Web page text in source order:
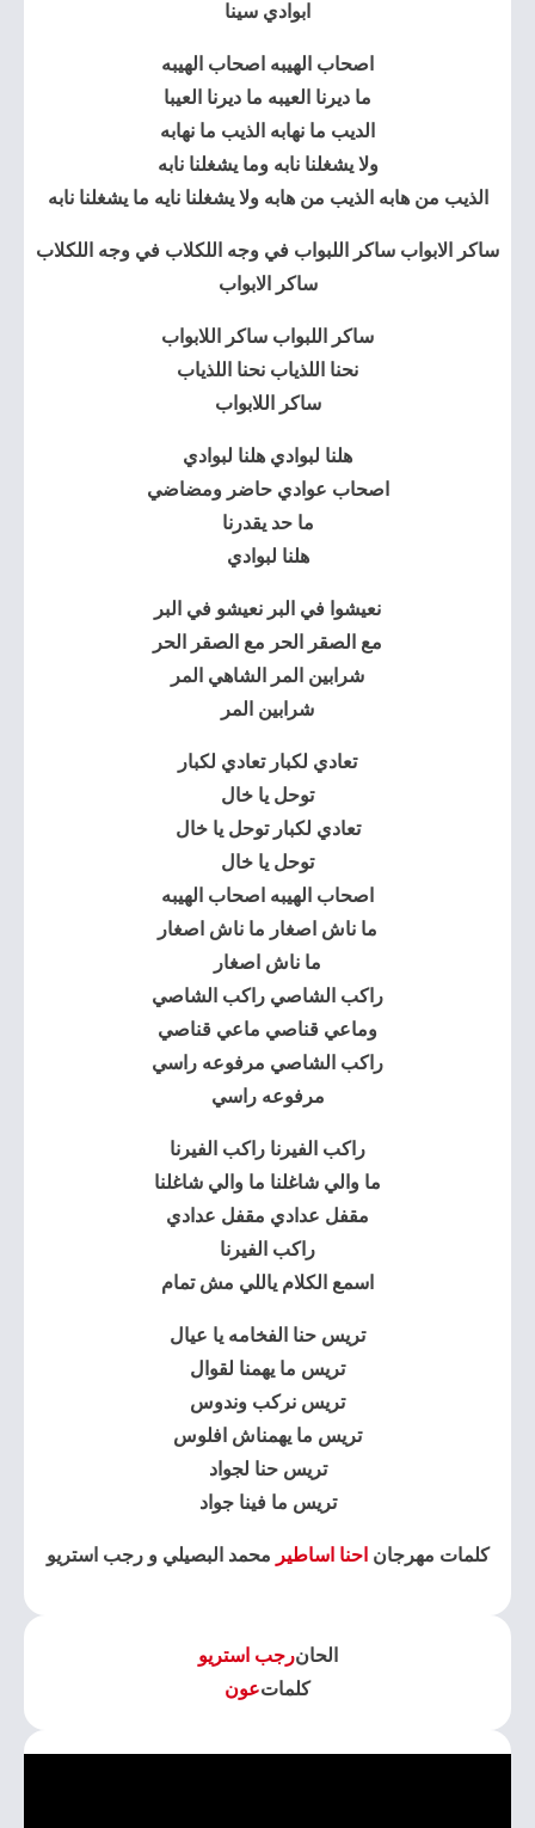
ابوادي سينا
اصحاب الهيبه اصحاب الهيبه
ما ديرنا العيبه ما ديرنا العيبا
الديب ما نهابه الذيب ما نهابه
ولا يشغلنا نابه وما يشغلنا نابه
الذيب من هابه الذيب من هابه ولا يشغلنا نايه ما يشغلنا نابه
ساكر الابواب ساكر اللبواب في وجه اللكلاب في وجه اللكلاب
ساكر الابواب
ساكر اللبواب ساكر اللابواب
نحنا اللذياب نحنا اللذياب
ساكر اللابواب
هلنا لبوادي هلنا لبوادي
اصحاب عوادي حاضر ومضاضي
ما حد يقدرنا
هلنا لبوادي
نعيشوا في البر نعيشو في البر
مع الصقر الحر مع الصقر الحر
شرابين المر الشاهي المر
شرابين المر
تعادي لكبار تعادي لكبار
توحل يا خال
تعادي لكبار توحل يا خال
توحل يا خال
اصحاب الهيبه اصحاب الهيبه
ما ناش اصغار ما ناش اصغار
ما ناش اصغار
راكب الشاصي راكب الشاصي
وماعي قناصي ماعي قناصي
راكب الشاصي مرفوعه راسي
مرفوعه راسي
راكب الفيرنا راكب الفيرنا
ما والي شاغلنا ما والي شاغلنا
مقفل عدادي مقفل عدادي
راكب الفيرنا
اسمع الكلام ياللي مش تمام
تريس حنا الفخامه يا عيال
تريس ما يهمنا لقوال
تريس نركب وندوس
تريس ما يهمناش افلوس
تريس حنا لجواد
تريس ما فينا جواد
كلمات مهرجان احنا اساطير محمد البصيلي و رجب استريو
الحانرجب استريو
كلماتعون